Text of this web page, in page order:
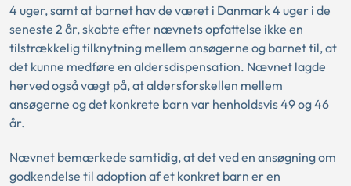
4 uger, samt at barnet hav de været i Danmark 4 uger i de
seneste 2 år, skabte efter nævnets opfattelse ikke en
tilstrækkelig tilknytning mellem ansøgerne og barnet til, at
det kunne medføre en aldersdispensation. Nævnet lagde
herved også vægt på, at aldersforskellen mellem
ansøgerne og det konkrete barn var henholdsvis 49 og 46
år.
Nævnet bemærkede samtidig, at det ved en ansøgning om
godkendelse til adoption af et konkret barn er en